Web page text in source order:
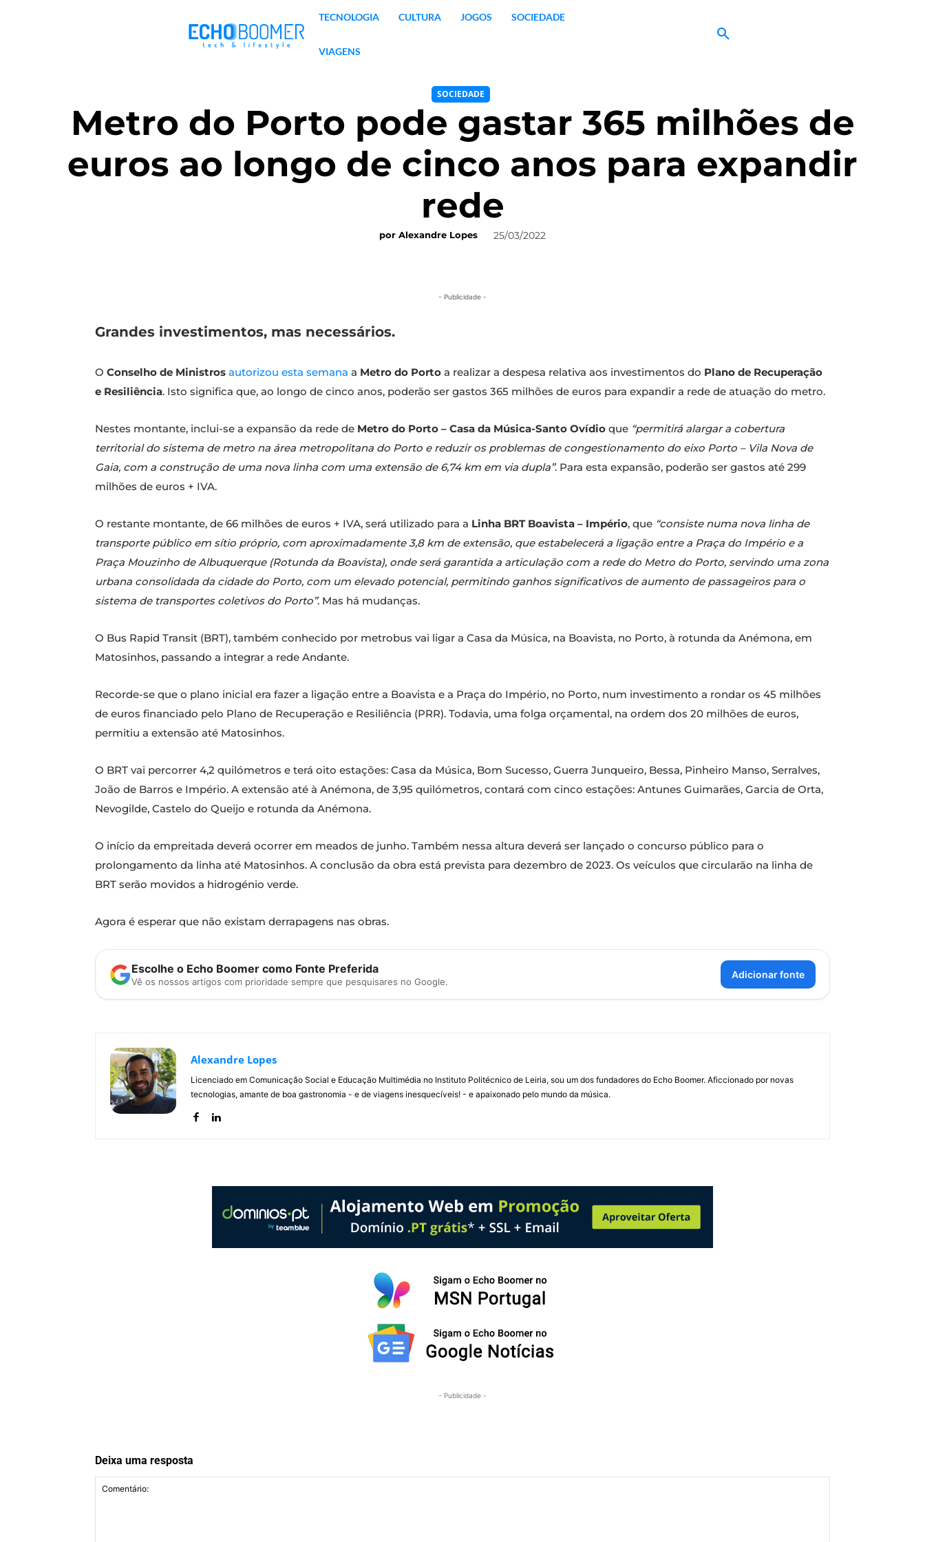
TECNOLOGIA CULTURA JOGOS SOCIEDADE
VIAGENS
SOCIEDADE
Metro do Porto pode gastar 365 milhões de
euros ao longo de cinco anos para expandir
rede
por Alexandre Lopes 25/03/2022
- Publicidade -
Grandes investimentos, mas necessários.
O Conselho de Ministros autorizou esta semana a Metro do Porto a realizar a despesa relativa aos investimentos do Plano de Recuperação
e Resiliência. Isto significa que, ao longo de cinco anos, poderão ser gastos 365 milhões de euros para expandir a rede de atuação do metro.
Nestes montante, inclui-se a expansão da rede de Metro do Porto – Casa da Música-Santo Ovídio que “permitirá alargar a cobertura
territorial do sistema de metro na área metropolitana do Porto e reduzir os problemas de congestionamento do eixo Porto – Vila Nova de
Gaia, com a construção de uma nova linha com uma extensão de 6,74 km em via dupla”. Para esta expansão, poderão ser gastos até 299
milhões de euros + IVA.
O restante montante, de 66 milhões de euros + IVA, será utilizado para a Linha BRT Boavista – Império, que “consiste numa nova linha de
transporte público em sítio próprio, com aproximadamente 3,8 km de extensão, que estabelecerá a ligação entre a Praça do Império e a
Praça Mouzinho de Albuquerque (Rotunda da Boavista), onde será garantida a articulação com a rede do Metro do Porto, servindo uma zona
urbana consolidada da cidade do Porto, com um elevado potencial, permitindo ganhos significativos de aumento de passageiros para o
sistema de transportes coletivos do Porto”. Mas há mudanças.
O Bus Rapid Transit (BRT), também conhecido por metrobus vai ligar a Casa da Música, na Boavista, no Porto, à rotunda da Anémona, em
Matosinhos, passando a integrar a rede Andante.
Recorde-se que o plano inicial era fazer a ligação entre a Boavista e a Praça do Império, no Porto, num investimento a rondar os 45 milhões
de euros financiado pelo Plano de Recuperação e Resiliência (PRR). Todavia, uma folga orçamental, na ordem dos 20 milhões de euros,
permitiu a extensão até Matosinhos.
O BRT vai percorrer 4,2 quilómetros e terá oito estações: Casa da Música, Bom Sucesso, Guerra Junqueiro, Bessa, Pinheiro Manso, Serralves,
João de Barros e Império. A extensão até à Anémona, de 3,95 quilómetros, contará com cinco estações: Antunes Guimarães, Garcia de Orta,
Nevogilde, Castelo do Queijo e rotunda da Anémona.
O início da empreitada deverá ocorrer em meados de junho. Também nessa altura deverá ser lançado o concurso público para o
prolongamento da linha até Matosinhos. A conclusão da obra está prevista para dezembro de 2023. Os veículos que circularão na linha de
BRT serão movidos a hidrogénio verde.
Agora é esperar que não existam derrapagens nas obras.
Escolhe o Echo Boomer como Fonte Preferida
Vê os nossos artigos com prioridade sempre que pesquisares no Google.
Adicionar fonte
Alexandre Lopes
Licenciado em Comunicação Social e Educação Multimédia no Instituto Politécnico de Leiria, sou um dos fundadores do Echo Boomer. Aficcionado por novas
tecnologias, amante de boa gastronomia - e de viagens inesquecíveis! - e apaixonado pelo mundo da música.
- Publicidade -
Deixa uma resposta